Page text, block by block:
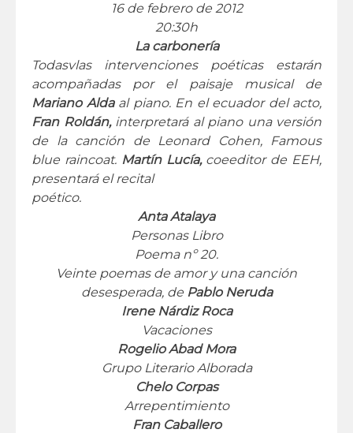
16 de febrero de 2012
20:30h
La carbonería
Todasvlas intervenciones poéticas estarán
acompañadas por el paisaje musical de
Mariano Aldaal piano. En el ecuador del acto,
Fran Roldán, interpretará al piano una versión
de la canción de Leonard Cohen, Famous
blue raincoat. Martín Lucía, coeeditor de EEH,
presentará el recital
poético.
Anta Atalaya
Personas Libro
Poema nº 20.
Veinte poemas de amor y una canción
desesperada, de Pablo Neruda
Irene Nárdiz Roca
Vacaciones
Rogelio Abad Mora
Grupo Literario Alborada
Chelo Corpas
Arrepentimiento
Fran Caballero